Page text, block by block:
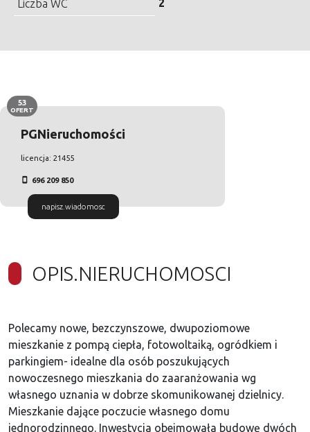
Liczba WC
2
PGNieruchomości
licencja: 21455
696 209 850
napisz.wiadomosc
53
OFERT
OPIS.NIERUCHOMOSCI
Polecamy nowe, bezczynszowe, dwupoziomowe
mieszkanie z pompą ciepła, fotowoltaiką, ogródkiem i
parkingiem- idealne dla osób poszukujących
nowoczesnego mieszkania do zaaranżowania wg
własnego uznania w dobrze skomunikowanej dzielnicy.
Mieszkanie dające poczucie własnego domu
jednorodzinnego. Inwestycja obejmowała budowę dwóch